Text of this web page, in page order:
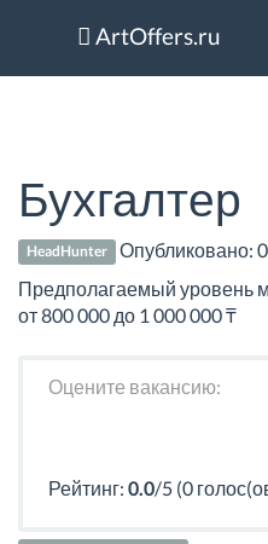
ArtOffers.ru
Бухгалтер
HeadHunter Опубликовано:
Предполагаемый уровень
от 800 000 до 1 000 000 ₸
Оцените вакансию:
Рейтинг: 0.0/5 (0